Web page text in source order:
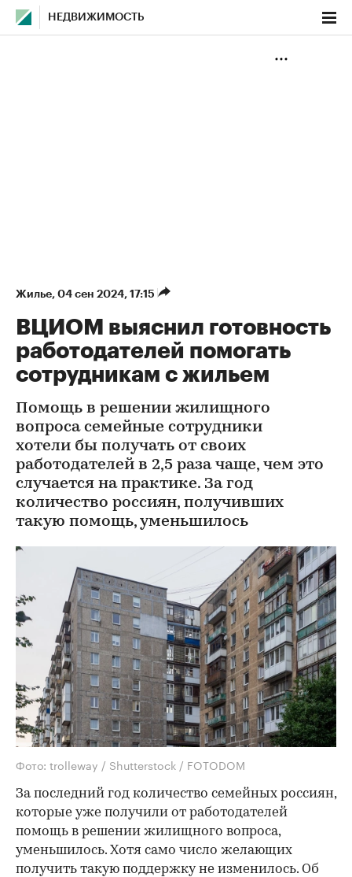
НЕДВИЖИМОСТЬ
Жилье⁠, 04 сен 2024, 17:15
ВЦИОМ выяснил готовность
работодателей помогать
сотрудникам с жильем
Помощь в решении жилищного
вопроса семейные сотрудники
хотели бы получать от своих
работодателей в 2,5 раза чаще, чем это
случается на практике. За год
количество россиян, получивших
такую помощь, уменьшилось
Фото: trolleway / Shutterstock / FOTODOM
За последний год количество семейных россиян,
которые уже получили от работодателей
помощь в решении жилищного вопроса,
уменьшилось. Хотя само число желающих
получить такую поддержку не изменилось. Об